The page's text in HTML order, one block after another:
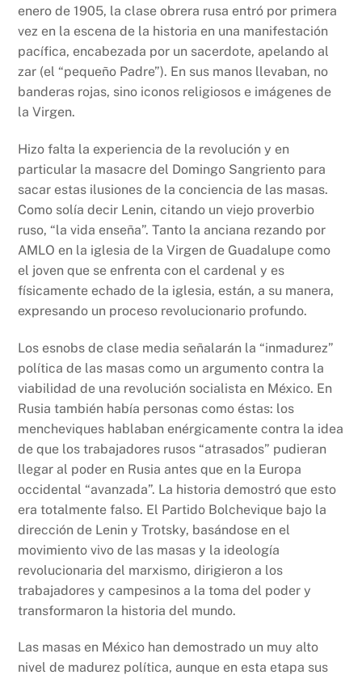
enero de 1905, la clase obrera rusa entró por primera
vez en la escena de la historia en una manifestación
pacífica, encabezada por un sacerdote, apelando al
zar (el “pequeño Padre”). En sus manos llevaban, no
banderas rojas, sino iconos religiosos e imágenes de
la Virgen.
Hizo falta la experiencia de la revolución y en
particular la masacre del Domingo Sangriento para
sacar estas ilusiones de la conciencia de las masas.
Como solía decir Lenin, citando un viejo proverbio
ruso, “la vida enseña”. Tanto la anciana rezando por
AMLO en la iglesia de la Virgen de Guadalupe como
el joven que se enfrenta con el cardenal y es
físicamente echado de la iglesia, están, a su manera,
expresando un proceso revolucionario profundo.
Los esnobs de clase media señalarán la “inmadurez”
política de las masas como un argumento contra la
viabilidad de una revolución socialista en México. En
Rusia también había personas como éstas: los
mencheviques hablaban enérgicamente contra la idea
de que los trabajadores rusos “atrasados” pudieran
llegar al poder en Rusia antes que en la Europa
occidental “avanzada”. La historia demostró que esto
era totalmente falso. El Partido Bolchevique bajo la
dirección de Lenin y Trotsky, basándose en el
movimiento vivo de las masas y la ideología
revolucionaria del marxismo, dirigieron a los
trabajadores y campesinos a la toma del poder y
transformaron la historia del mundo.
Las masas en México han demostrado un muy alto
nivel de madurez política, aunque en esta etapa sus